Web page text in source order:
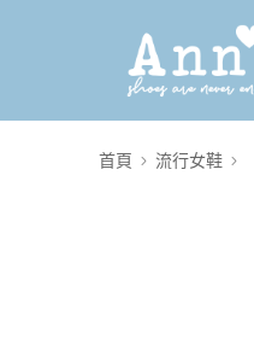
首頁 流行女鞋